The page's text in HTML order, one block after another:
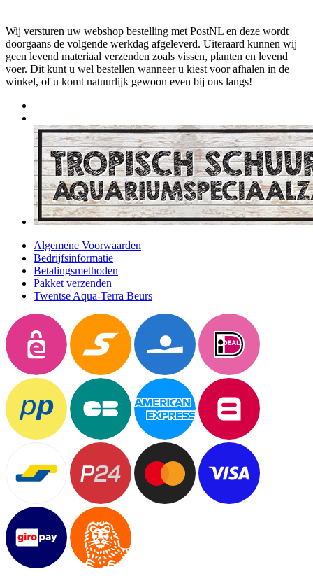
Wij versturen uw webshop bestelling met PostNL en deze wordt
doorgaans de volgende werkdag afgeleverd. Uiteraard kunnen wij
geen levend materiaal verzenden zoals vissen, planten en levend
voer. Dit kunt u wel bestellen wanneer u kiest voor afhalen in de
winkel, of u komt natuurlijk gewoon even bij ons langs!
Algemene Voorwaarden
Bedrijfsinformatie
Betalingsmethoden
Pakket verzenden
Twentse Aqua-Terra Beurs